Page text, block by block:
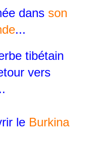
dans son
...
tibétain
vers
le Burkina